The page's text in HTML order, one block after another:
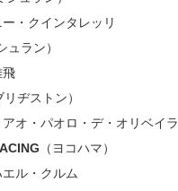
・クインタレッリ
ュラン）
飛
リヂストン）
オ・パオロ・デ・オリベイラ
（ヨコハマ）
ル・クルム